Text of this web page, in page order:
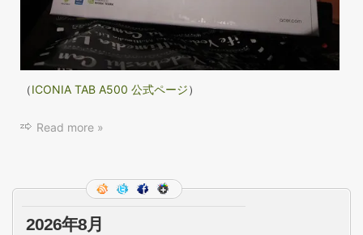
（ICONIA TAB A500 公式ページ）
Read more »
2026年8月